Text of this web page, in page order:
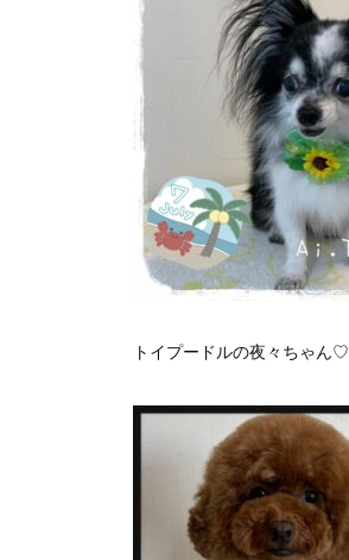
トイプードルの夜々ちゃん♡